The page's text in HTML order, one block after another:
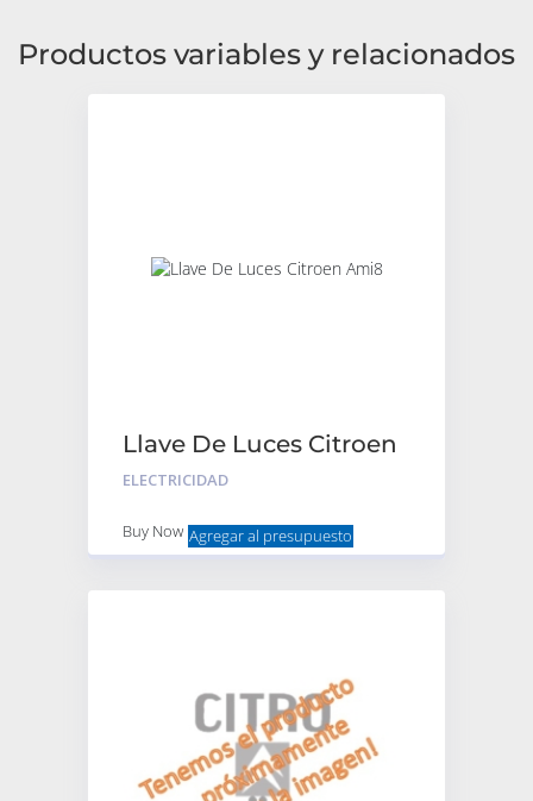
Productos variables y relacionados
Llave De Luces Citroen
Ami8
ELECTRICIDAD
Buy Now Agregar al presupuesto